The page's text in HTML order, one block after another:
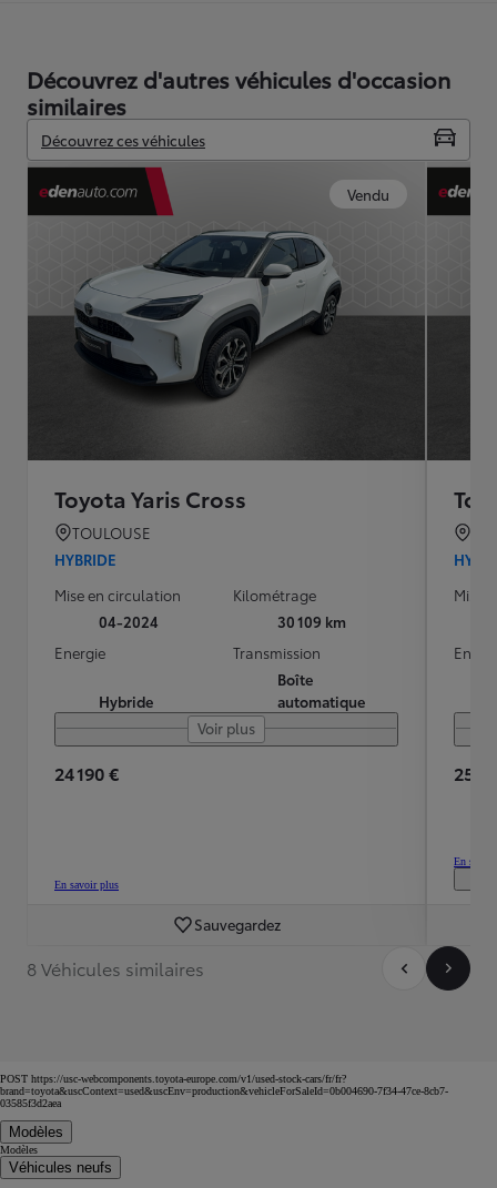
Découvrez d'autres véhicules d'occasion
similaires
Découvrez ces véhicules
Vendu
Toyota Yaris Cross
TOULOUSE
HYBRIDE
Mise en circulation
04-2024
Kilométrage
30 109 km
Energie
Hybride
Transmission
Boîte
automatique
Voir plus
24 190 €
En savoir plus
Sauvegardez
Mise
25
En
8 Véhicules similaires
POST https://usc-webcomponents.toyota-europe.com/v1/used-stock-cars/fr/fr?
brand=toyota&uscContext=used&uscEnv=production&vehicleForSaleId=0b004690-7f34-47ce-8cb7-
03585f3d2aea
Modèles
Modèles
Véhicules neufs